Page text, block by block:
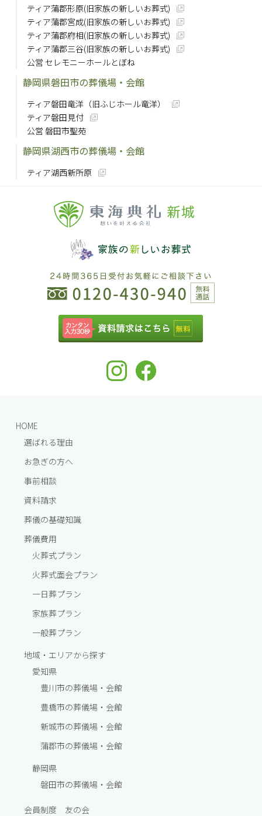
ティア蒲郡形原(旧家族の新しいお葬式)
ティア蒲郡宮成(旧家族の新しいお葬式)
ティア蒲郡府相(旧家族の新しいお葬式)
ティア蒲郡三谷(旧家族の新しいお葬式)
公営 セレモニーホールとぼね
静岡県磐田市の葬儀場・会館
ティア磐田竜洋（旧ふじホール竜洋）
ティア磐田見付
公営 磐田市聖苑
静岡県湖西市の葬儀場・会館
ティア湖西新所原
新城
HOME
選ばれる理由
お急ぎの方へ
事前相談
資料請求
葬儀の基礎知識
葬儀費⽤
火葬式プラン
火葬式面会プラン
一⽇葬プラン
家族葬プラン
一般葬プラン
地域・エリアから探す
愛知県
豊川市の葬儀場・会館
豊橋市の葬儀場・会館
新城市の葬儀場・会館
蒲郡市の葬儀場・会館
静岡県
磐田市の葬儀場・会館
会員制度 友の会